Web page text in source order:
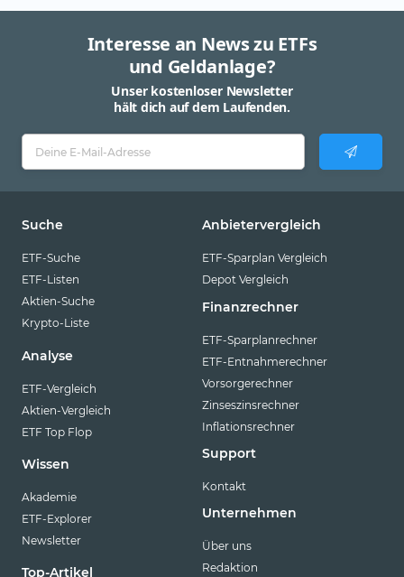
Interesse an News zu ETFs
und Geldanlage?
Unser kostenloser Newsletter
hält dich auf dem Laufenden.
Suche
ETF-Suche
ETF-Listen
Aktien-Suche
Krypto-Liste
Analyse
ETF-Vergleich
Aktien-Vergleich
ETF Top Flop
Wissen
Akademie
ETF-Explorer
Newsletter
Top-Artikel
Anbietervergleich
ETF-Sparplan Vergleich
Depot Vergleich
Finanzrechner
ETF-Sparplanrechner
ETF-Entnahmerechner
Vorsorgerechner
Zinseszinsrechner
Inflationsrechner
Support
Kontakt
Unternehmen
Über uns
Redaktion